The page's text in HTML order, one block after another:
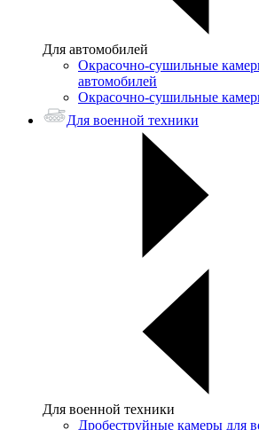
Для автомобилей
Окрасочно-сушильные
автомобилей
Окрасочно-сушильные
Для военной техники
Для военной техники
Дробеструйные камеры для